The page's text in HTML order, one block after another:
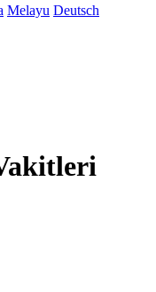
Melayu Deutsch